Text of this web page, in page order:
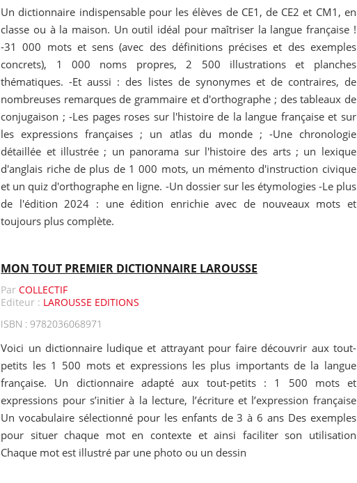
Un dictionnaire indispensable pour les élèves de CE1, de CE2 et CM1, en
classe ou à la maison. Un outil idéal pour maîtriser la langue française !
-31 000 mots et sens (avec des définitions précises et des exemples
concrets), 1 000 noms propres, 2 500 illustrations et planches
thématiques. -Et aussi : des listes de synonymes et de contraires, de
nombreuses remarques de grammaire et d'orthographe ; des tableaux de
conjugaison ; -Les pages roses sur l'histoire de la langue française et sur
les expressions françaises ; un atlas du monde ; -Une chronologie
détaillée et illustrée ; un panorama sur l'histoire des arts ; un lexique
d'anglais riche de plus de 1 000 mots, un mémento d'instruction civique
et un quiz d'orthographe en ligne. -Un dossier sur les étymologies -Le plus
de l'édition 2024 : une édition enrichie avec de nouveaux mots et
toujours plus complète.
MON TOUT PREMIER DICTIONNAIRE LAROUSSE
ParCOLLECTIF
Editeur : LAROUSSE EDITIONS
ISBN : 9782036068971
Voici un dictionnaire ludique et attrayant pour faire découvrir aux tout-
petits les 1 500 mots et expressions les plus importants de la langue
française. Un dictionnaire adapté aux tout-petits : 1 500 mots et
expressions pour s’initier à la lecture, l’écriture et l’expression française
Un vocabulaire sélectionné pour les enfants de 3 à 6 ans Des exemples
pour situer chaque mot en contexte et ainsi faciliter son utilisation
Chaque mot est illustré par une photo ou un dessin